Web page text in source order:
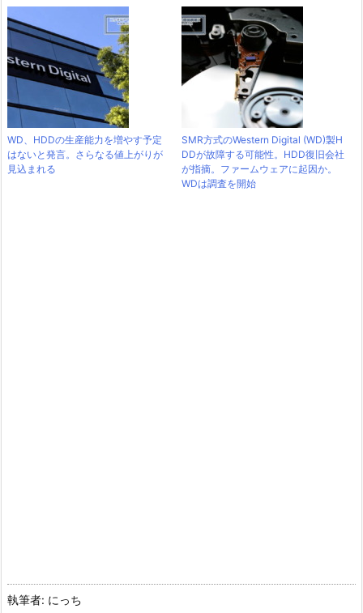
WD、HDDの生産能力を増やす予定
はないと発言。さらなる値上がりが
見込まれる
SMR方式のWestern Digital (WD)製H
DDが故障する可能性。HDD復旧会社
が指摘。ファームウェアに起因か。
WDは調査を開始
執筆者: にっち